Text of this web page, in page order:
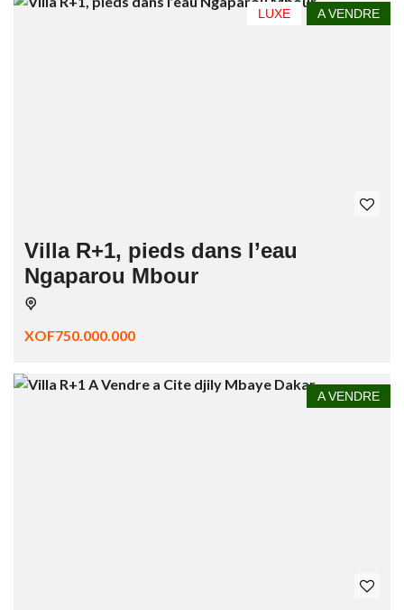
A VENDRE
LUXE
Villa R+1, pieds dans l’eau
Ngaparou Mbour
XOF750.000.000
A VENDRE